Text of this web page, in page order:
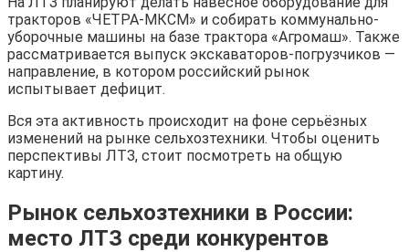
тракторов «ЧЕТРА-МКСМ» и собирать коммунально-
уборочные машины на базе трактора «Агромаш». Также
рассматривается выпуск экскаваторов-погрузчиков —
направление, в котором российский рынок
испытывает дефицит.
Вся эта активность происходит на фоне серьёзных
изменений на рынке сельхозтехники. Чтобы оценить
перспективы ЛТЗ, стоит посмотреть на общую
картину.
Рынок сельхозтехники в России:
место ЛТЗ среди конкурентов